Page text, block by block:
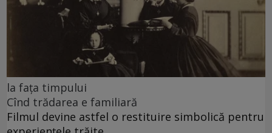
la fața timpului
Cînd trădarea e familiară
Filmul devine astfel o restituire simbolică pentru